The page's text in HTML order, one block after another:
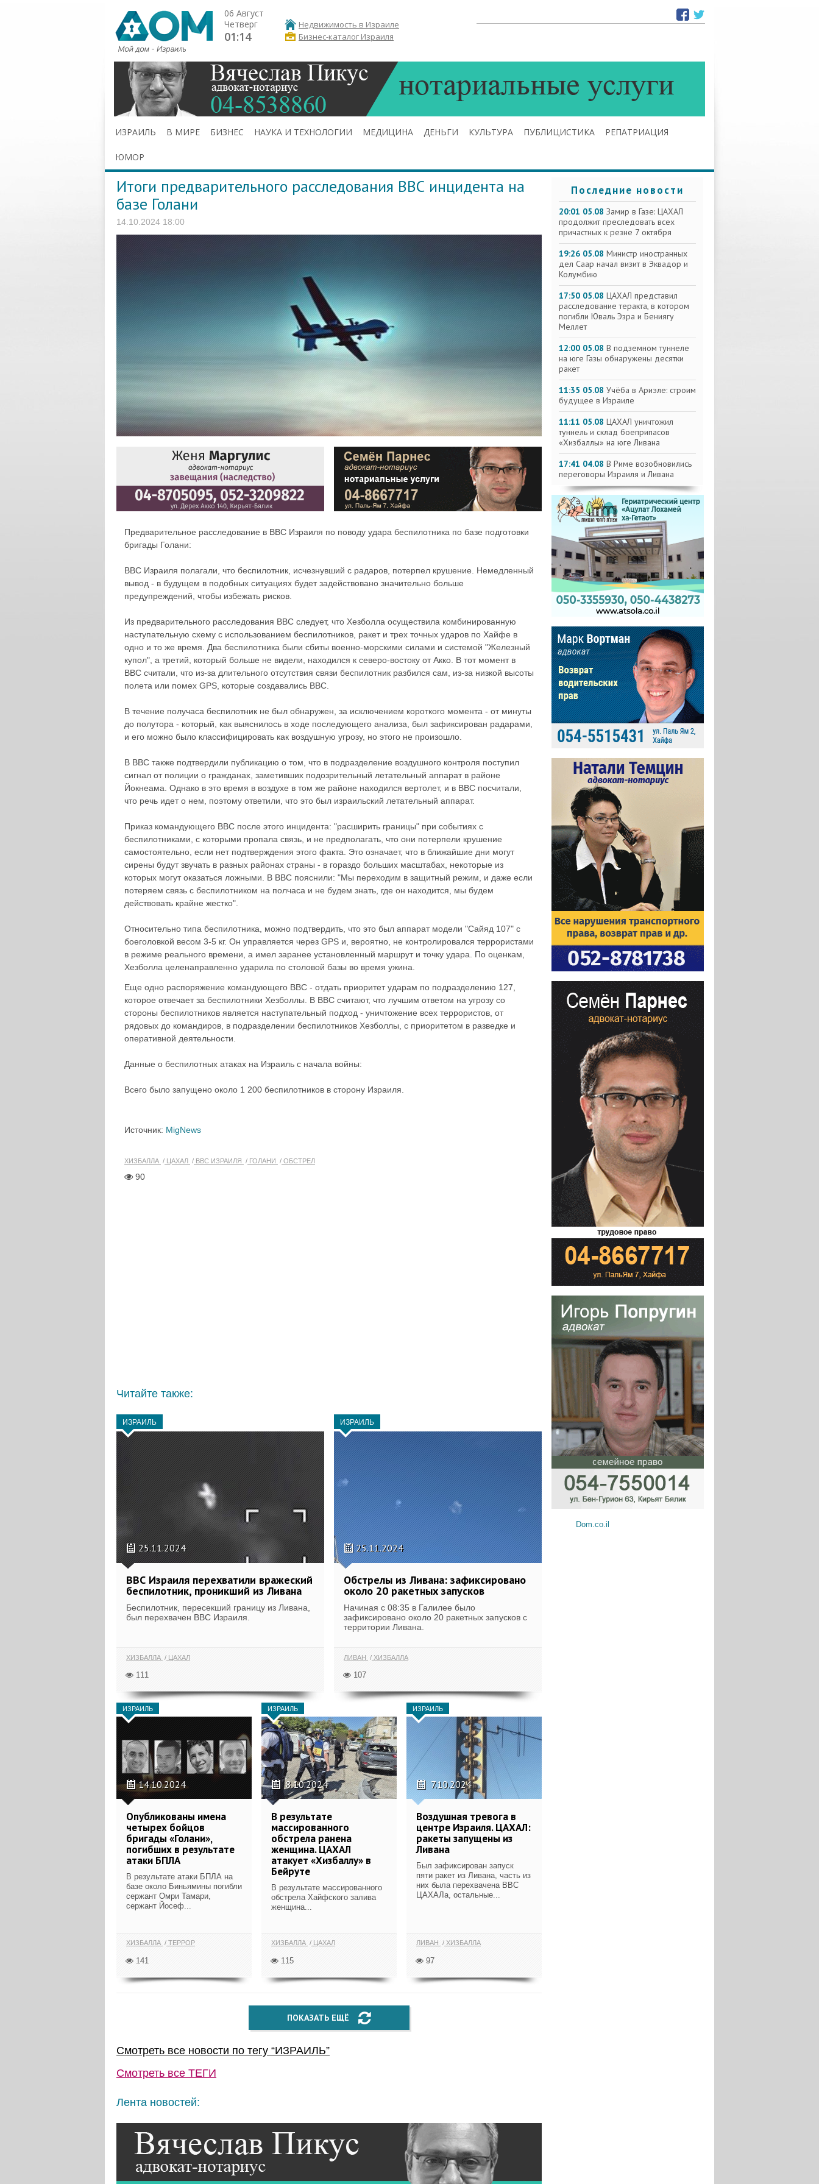
06 Август
Четверг
01:14
Недвижимость в Израиле
Бизнес-каталог Израиля
ИЗРАИЛЬ В МИРЕ БИЗНЕС НАУКА И ТЕХНОЛОГИИ МЕДИЦИНА ДЕНЬГИ КУЛЬТУРА ПУБЛИЦИСТИКА РЕПАТРИАЦИЯ
ЮМОР
Итоги предварительного расследования ВВС инцидента на
базе Голани
14.10.2024 18:00
Предварительное расследование в ВВС Израиля по поводу удара беспилотника по базе подготовки
бригады Голани:
ВВС Израиля полагали, что беспилотник, исчезнувший с радаров, потерпел крушение. Немедленный
вывод - в будущем в подобных ситуациях будет задействовано значительно больше
предупреждений, чтобы избежать рисков.
Из предварительного расследования ВВС следует, что Хезболла осуществила комбинированную
наступательную схему с использованием беспилотников, ракет и трех точных ударов по Хайфе в
одно и то же время. Два беспилотника были сбиты военно-морскими силами и системой "Железный
купол", а третий, который больше не видели, находился к северо-востоку от Акко. В тот момент в
ВВС считали, что из-за длительного отсутствия связи беспилотник разбился сам, из-за низкой высоты
полета или помех GPS, которые создавались ВВС.
В течение получаса беспилотник не был обнаружен, за исключением короткого момента - от минуты
до полутора - который, как выяснилось в ходе последующего анализа, был зафиксирован радарами,
и его можно было классифицировать как воздушную угрозу, но этого не произошло.
В ВВС также подтвердили публикацию о том, что в подразделение воздушного контроля поступил
сигнал от полиции о гражданах, заметивших подозрительный летательный аппарат в районе
Йокнеама. Однако в это время в воздухе в том же районе находился вертолет, и в ВВС посчитали,
что речь идет о нем, поэтому ответили, что это был израильский летательный аппарат.
Приказ командующего ВВС после этого инцидента: "расширить границы" при событиях с
беспилотниками, с которыми пропала связь, и не предполагать, что они потерпели крушение
самостоятельно, если нет подтверждения этого факта. Это означает, что в ближайшие дни могут
сирены будут звучать в разных районах страны - в гораздо больших масштабах, некоторые из
которых могут оказаться ложными. В ВВС пояснили: "Мы переходим в защитный режим, и даже если
потеряем связь с беспилотником на полчаса и не будем знать, где он находится, мы будем
действовать крайне жестко".
Относительно типа беспилотника, можно подтвердить, что это был аппарат модели "Сайяд 107" с
боеголовкой весом 3-5 кг. Он управляется через GPS и, вероятно, не контролировался террористами
в режиме реального времени, а имел заранее установленный маршрут и точку удара. По оценкам,
Хезболла целенаправленно ударила по столовой базы во время ужина.
Еще одно распоряжение командующего ВВС - отдать приоритет ударам по подразделению 127,
которое отвечает за беспилотники Хезболлы. В ВВС считают, что лучшим ответом на угрозу со
стороны беспилотников является наступательный подход - уничтожение всех террористов, от
рядовых до командиров, в подразделении беспилотников Хезболлы, с приоритетом в разведке и
оперативной деятельности.
Данные о беспилотных атаках на Израиль с начала войны:
Всего было запущено около 1 200 беспилотников в сторону Израиля.
Источник: MigNews
ХИЗБАЛЛА ЦАХАЛ ВВС ИЗРАИЛЯ ГОЛАНИ ОБСТРЕЛ
90
Читайте также:
ИЗРАИЛЬ
25.11.2024
ВВС Израиля перехватили вражеский
беспилотник, проникший из Ливана
Беспилотник, пересекший границу из Ливана,
был перехвачен ВВС Израиля.
ХИЗБАЛЛА ЦАХАЛ
111
ИЗРАИЛЬ
25.11.2024
Обстрелы из Ливана: зафиксировано
около 20 ракетных запусков
Начиная с 08:35 в Галилее было
зафиксировано около 20 ракетных запусков с
территории Ливана.
ЛИВАН ХИЗБАЛЛА
107
ИЗРАИЛЬ
14.10.2024
Опубликованы имена
четырех бойцов
бригады «Голани»,
погибших в результате
атаки БПЛА
В результате атаки БПЛА на
базе около Биньямины погибли
сержант Омри Тамари,
сержант Йосеф...
ХИЗБАЛЛА ТЕРРОР
141
ИЗРАИЛЬ
8.10.2024
В результате
массированного
обстрела ранена
женщина. ЦАХАЛ
атакует «Хизбаллу» в
Бейруте
В результате массированного
обстрела Хайфского залива
женщина...
ХИЗБАЛЛА ЦАХАЛ
115
ИЗРАИЛЬ
7.10.2024
Воздушная тревога в
центре Израиля. ЦАХАЛ:
ракеты запущены из
Ливана
Был зафиксирован запуск
пяти ракет из Ливана, часть из
них была перехвачена ВВС
ЦАХАЛа, остальные...
ЛИВАН ХИЗБАЛЛА
97
ПОКАЗАТЬ ЕЩЁ
Смотреть все новости по тегу “ИЗРАИЛЬ”
Смотреть все ТЕГИ
Лента новостей:
Последние новости
20:01 05.08 Замир в Газе: ЦАХАЛ
продолжит преследовать всех
причастных к резне 7 октября
19:26 05.08 Министр иностранных
дел Саар начал визит в Эквадор и
Колумбию
17:50 05.08 ЦАХАЛ представил
расследование теракта, в котором
погибли Юваль Эзра и Бениягу
Меллет
12:00 05.08 В подземном туннеле
на юге Газы обнаружены десятки
ракет
11:35 05.08 Учёба в Ариэле: строим
будущее в Израиле
11:11 05.08 ЦАХАЛ уничтожил
туннель и склад боеприпасов
«Хизбаллы» на юге Ливана
17:41 04.08 В Риме возобновились
переговоры Израиля и Ливана
Dom.co.il